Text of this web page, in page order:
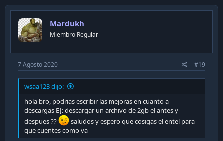
v
Mardukh
Miembro Regular
7 Agosto 2020 #19
wsaa123 dijo:
hola bro, podrias escribir las mejoras en cuanto a
descargas EJ: descargar un archivo de 2gb el antes y
despues ??
saludos y espero que cosigas el entel para
que cuentes como va